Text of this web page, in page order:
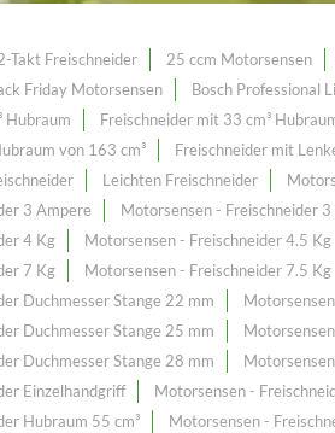
Takt Freischneider 25 ccm Motorsensen
Friday Motorsensen Bosch Professional
Hubraum
Freischneider mit 33 cm³
von 163 cm³
Freischneider mit
Leichten Freischneider
3 Ampere
Motorsensen - Freischneider 3
4 Kg
Motorsensen - Freischneider 4.5 Kg
7 Kg
Motorsensen - Freischneider 7.5 Kg
Duchmesser Stange 22 mm
Duchmesser Stange 25 mm
Duchmesser Stange 28 mm
Einzelhandgriff
Motorsensen -
Hubraum 55 cm³
Motorsensen -